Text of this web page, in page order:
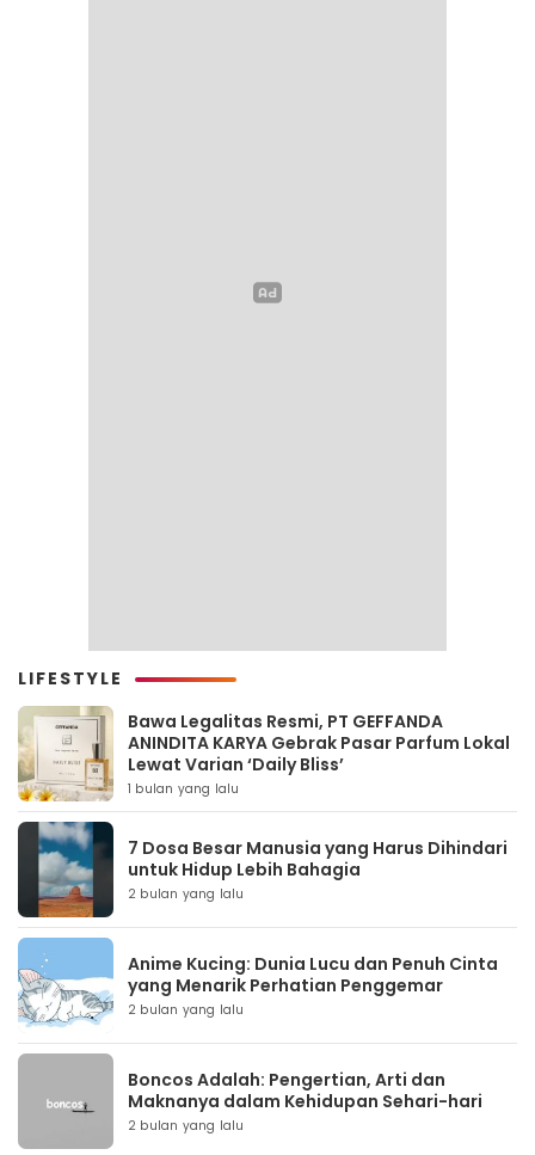
LIFESTYLE
Bawa Legalitas Resmi, PT GEFFANDA
ANINDITA KARYA Gebrak Pasar Parfum Lokal
Lewat Varian ‘Daily Bliss’
1 bulan yang lalu
7 Dosa Besar Manusia yang Harus Dihindari
untuk Hidup Lebih Bahagia
2 bulan yang lalu
Anime Kucing: Dunia Lucu dan Penuh Cinta
yang Menarik Perhatian Penggemar
2 bulan yang lalu
Boncos Adalah: Pengertian, Arti dan
Maknanya dalam Kehidupan Sehari-hari
2 bulan yang lalu